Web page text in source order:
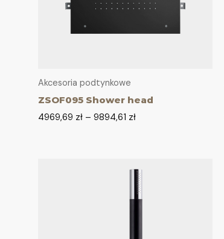
Akcesoria podtynkowe
ZSOF095 Shower head
4969,69 zł– 9894,61 zł